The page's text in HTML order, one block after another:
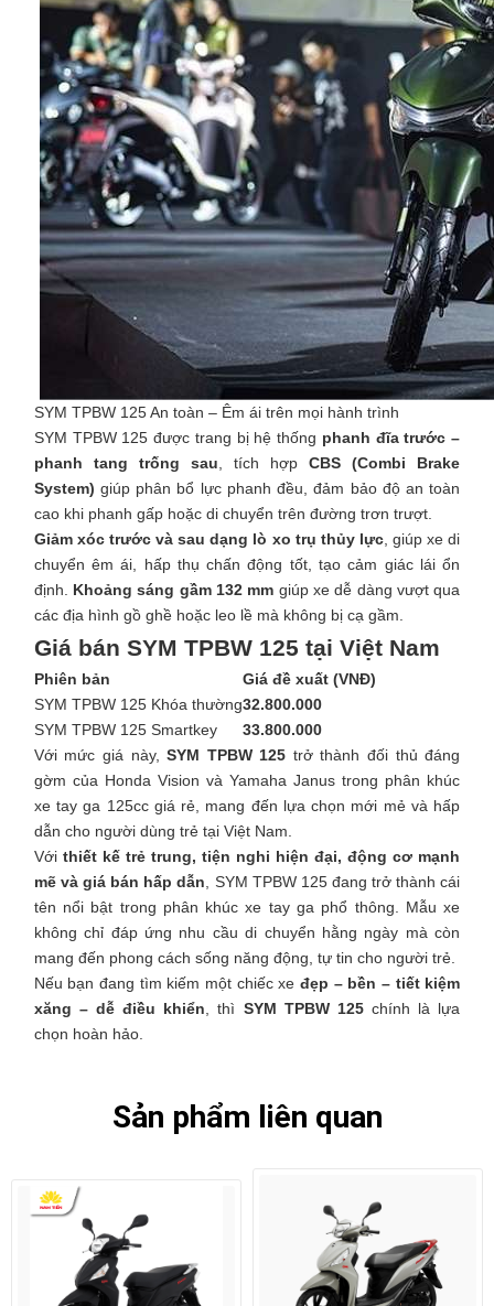
SYM TPBW 125 An toàn – Êm ái trên mọi hành trình
SYM TPBW 125 được trang bị hệ thống phanh đĩa trước –
phanh tang trống sau , tích hợpCBS (Combi Brake
System) giúp phân bổ lực phanh đều, đảm bảo độ an toàn
cao khi phanh gấp hoặc di chuyển trên đường trơn trượt.
Giảm xóc trước và sau dạng lò xo trụ thủy lực, giúp xe di
chuyển êm ái, hấp thụ chấn động tốt, tạo cảm giác lái ổn
định. Khoảng sáng gầm 132 mm giúp xe dễ dàng vượt qua
các địa hình gồ ghề hoặc leo lề mà không bị cạ gầm.
Giá bán SYM TPBW 125 tại Việt Nam
Phiên bản
Giá đề xuất (VNĐ)
SYM TPBW 125 Khóa thường32.800.000
SYM TPBW 125 Smartkey
33.800.000
Với mức giá này,SYM TPBW 125 trở thành đối thủ đáng
gờm của Honda Vision và Yamaha Janus trong phân khúc
xe tay ga 125cc giá rẻ, mang đến lựa chọn mới mẻ và hấp
dẫn cho người dùng trẻ tại Việt Nam.
Với thiết kế trẻ trung, tiện nghi hiện đại, động cơ mạnh
mẽ và giá bán hấp dẫn , SYM TPBW 125 đang trở thành cái
tên nổi bật trong phân khúc xe tay ga phổ thông. Mẫu xe
không chỉ đáp ứng nhu cầu di chuyển hằng ngày mà còn
mang đến phong cách sống năng động, tự tin cho người trẻ.
Nếu bạn đang tìm kiếm một chiếc xe đẹp – bền – tiết kiệm
xăng – dễ điều khiển , thì SYM TPBW 125chính là lựa
chọn hoàn hảo.
Sản phẩm liên quan